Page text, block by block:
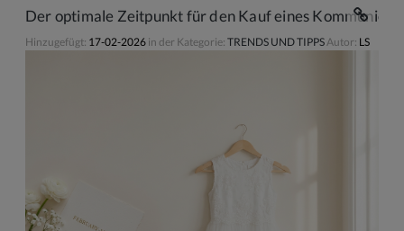
Der optimale Zeitpunkt für den Kauf eines
Hinzugefügt: 17-02-2026 in der Kategorie: TRENDS UND TIPPSAutor: LS